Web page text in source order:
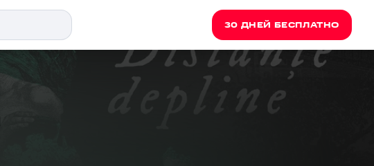
30 ДНЕЙ БЕСПЛАТНО